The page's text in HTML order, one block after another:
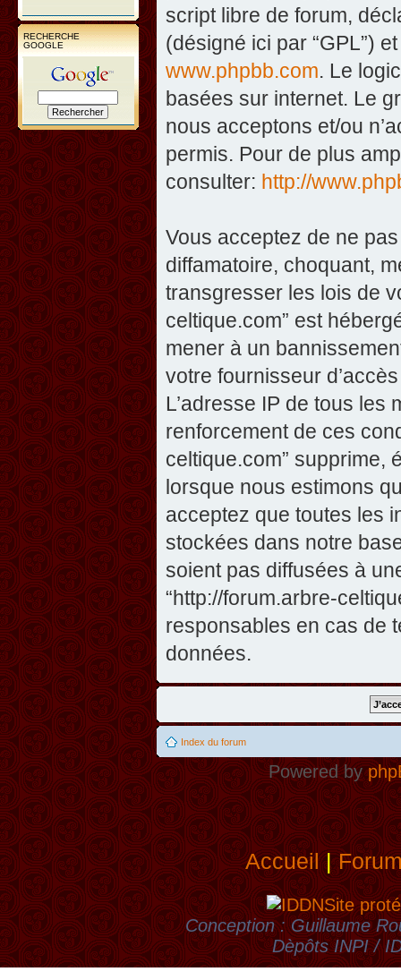
RECHERCHE
GOOGLE
script libre de forum,
(désigné ici par “GPL”)
www.phpbb.com. Le
basées sur internet. Le
nous acceptons et/ou
permis. Pour de plus
consulter: http://
Vous acceptez de ne
diffamatoire, choquant,
transgresser les lois de
celtique.com” est
mener à un
votre fournisseur
L’adresse IP de tous
renforcement de ces
celtique.com” supprime,
lorsque nous estimons
acceptez que toutes les
stockées dans notre
soient pas diffusées à
“http://forum.arbre-
responsables en cas de
données.
Index du forum
Powered by
Accueil|
Site
Conception : Guillaume
Dèpôts INPI /